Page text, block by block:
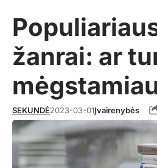
žanrai: ar
SEKUNDĖ2023-03-01Įvairenybės